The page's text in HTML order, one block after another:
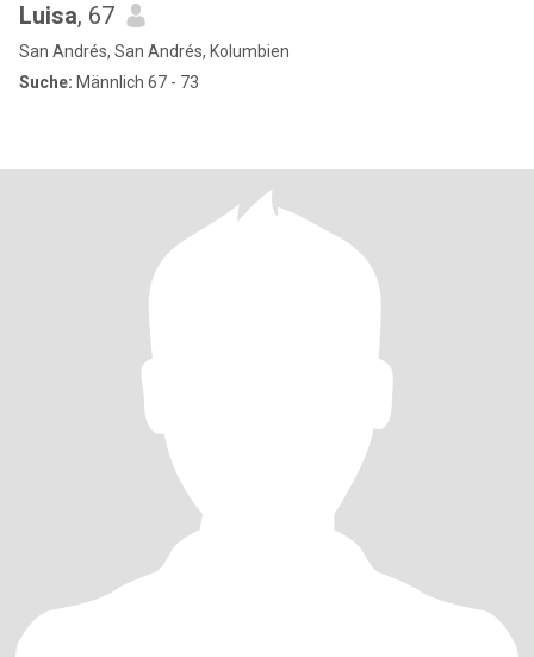
Luisa, 67
San Andrés, San Andrés, Kolumbien
Suche: Männlich 67 - 73